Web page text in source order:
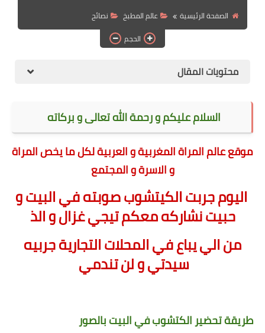
الهجرة
اقتصاد
مطبخ هسا
الصفحة الرئيسية
عالم المطبخ
نصائح
الحجم
محتويات المقال
السلام عليكم و رحمة الله تعالى و بركاته
موقع عالم المراة المغربية و العربية لكل ما يخص المراة
و الاسرة و المجتمع
اليوم جربت الكيتشوب صوبته في البيت و
حبيت نشاركه معكم تيجي غزال و الذ
من الي يباع في المحلات التجارية جربيه
سيدتي و لن تندمي
طريقة تحضير الكتشوب في البيت بالصور